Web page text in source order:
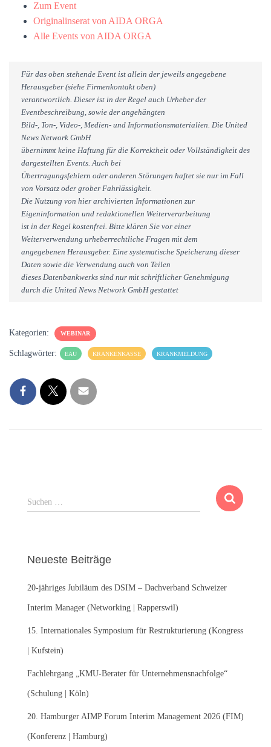
Zum Event
Originalinserat von AIDA ORGA
Alle Events von AIDA ORGA
Für das oben stehende Event ist allein der jeweils angegebene
Herausgeber (siehe Firmenkontakt oben)
verantwortlich. Dieser ist in der Regel auch Urheber der
Eventbeschreibung, sowie der angehängten
Bild-, Ton-, Video-, Medien- und Informationsmaterialien. Die United
News Network GmbH
übernimmt keine Haftung für die Korrektheit oder Vollständigkeit des
dargestellten Events. Auch bei
Übertragungsfehlern oder anderen Störungen haftet sie nur im Fall
von Vorsatz oder grober Fahrlässigkeit.
Die Nutzung von hier archivierten Informationen zur
Eigeninformation und redaktionellen Weiterverarbeitung
ist in der Regel kostenfrei. Bitte klären Sie vor einer
Weiterverwendung urheberrechtliche Fragen mit dem
angegebenen Herausgeber. Eine systematische Speicherung dieser
Daten sowie die Verwendung auch von Teilen
dieses Datenbankwerks sind nur mit schriftlicher Genehmigung
durch die United News Network GmbH gestattet
Kategorien: WEBINAR
Schlagwörter: EAU KRANKENKASSE KRANKMELDUNG
S
u
n
a
c
:
Suchen …
Neueste Beiträge
20-jähriges Jubiläum des DSIM – Dachverband Schweizer
Interim Manager (Networking | Rapperswil)
15. Internationales Symposium für Restrukturierung (Kongress
| Kufstein)
Fachlehrgang „KMU-Berater für Unternehmensnachfolge“
(Schulung | Köln)
20. Hamburger AIMP Forum Interim Management 2026 (FIM)
(Konferenz | Hamburg)